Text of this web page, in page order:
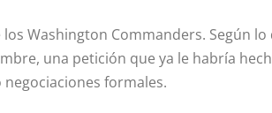
los Washington Commanders. Según
una petición que ya le habría
formales.